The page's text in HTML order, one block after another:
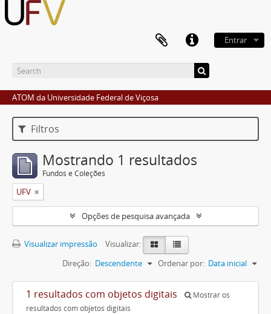
Entrar
ATOM da Universidade Federal de Viçosa
Filtros
Mostrando 1 resultados
Fundos e Coleções
UFV
Opções de pesquisa avançada
Visualizar impressão
Visualizar:
Ordenar por: Data inicial
Direção: Descendente
1 resultados com objetos digitais
Mostrar os
resultados com objetos digitais